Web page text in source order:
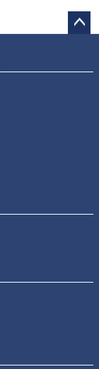
ップ